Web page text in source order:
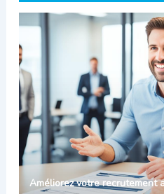
Améliorez votre recrutement